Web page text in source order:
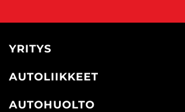
YRITYS
AUTOLIIKKEET
AUTOHUOLTO